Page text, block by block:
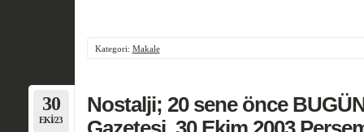
Kategori: Makale
30
EKI/23
Nostalji; 20 sene önce